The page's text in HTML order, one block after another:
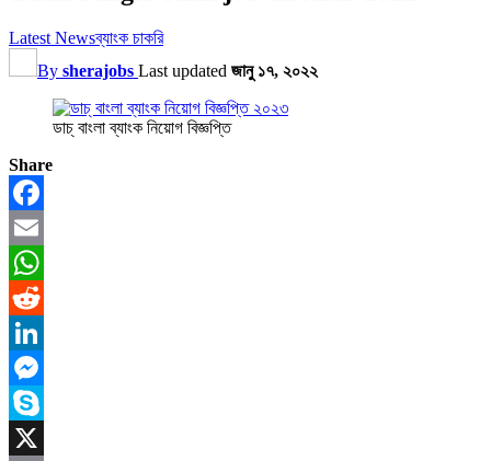
Latest Newsব্যাংক চাকরি
By sherajobs Last updated জানু ১৭, ২০২২
ডাচ্ বাংলা ব্যাংক নিয়োগ বিজ্ঞপ্তি
Share
Facebook
Email
WhatsApp
Reddit
LinkedIn
Messenger
Skype